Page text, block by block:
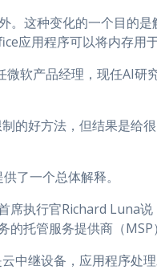
。这种变化的一个目的
应用程序可以将内存用于
微软产品经理，现任AI研
的好方法，但结果是给很
了一个总体解释。
席执行官Richard Luna
托管服务提供商（MSP
中继设备，应用程序处